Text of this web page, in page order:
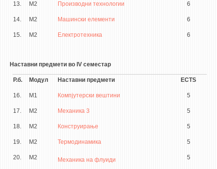
13. М2 Производни технологии 6
14. М2 Машински елементи 6
15. М2 Електротехника 6
Наставни предмети во IV семестар
Р.б. Модул Наставни предмети ECTS
16. М1 Компјутерски вештини 5
17. М2 Механика 3 5
18. М2 Конструирање 5
19. М2 Термодинамика 5
20. М2 Механика на флуиди 5